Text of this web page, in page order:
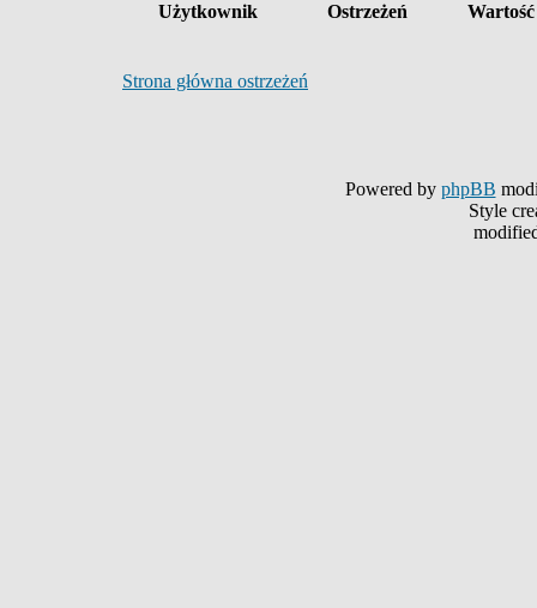
Użytkownik Ostrzeżeń Wartość
Strona główna ostrzeżeń
Powered by phpBB
Style